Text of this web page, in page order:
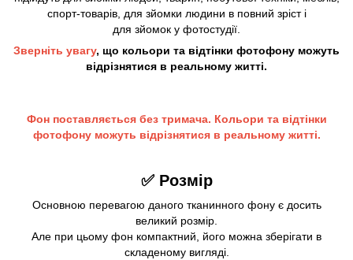
спорт-товарів, для зйомки людини в повний зріст і
для зйомок у фотостудії.
Зверніть увагу, що кольори та відтінки фотофону можуть
відрізнятися в реальному житті.
Фон поставляється без тримача. Кольори та відтінки
фотофону можуть відрізнятися в реальному житті.
✅ Розмір
Основною перевагою даного тканинного фону є досить
великий розмір.
Але при цьому фон компактний, його можна зберігати в
складеному вигляді.